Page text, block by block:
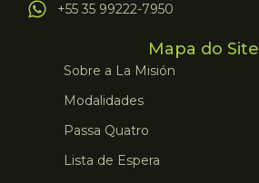
+55 35 99222-7950
Mapa do Site
Sobre a La Misión
Modalidades
Passa Quatro
Lista de Espera